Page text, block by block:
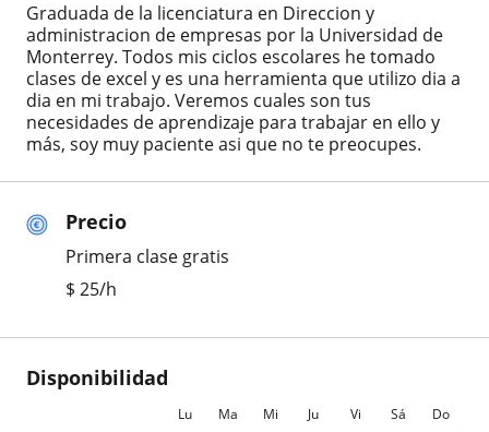
Precio
Primera clase gratis
$ 25/h
Disponibilidad
Lu Ma Mi Ju Vi Sá
Do
Graduada de la licenciatura en Direccion y
administracion de empresas por la Universidad de
Monterrey. Todos mis ciclos escolares he tomado
clases de excel y es una herramienta que utilizo dia a
dia en mi trabajo. Veremos cuales son tus
necesidades de aprendizaje para trabajar en ello y
más, soy muy paciente asi que no te preocupes.